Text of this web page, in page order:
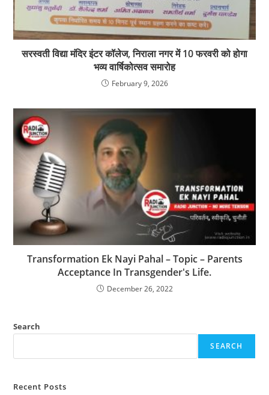
सरस्वती विद्या मंदिर इंटर कॉलेज, निराला नगर में 10 फरवरी को होगा
भव्य वार्षिकोत्सव समारोह
February 9, 2026
Transformation Ek Nayi Pahal – Topic – Parents
Acceptance In Transgender's Life.
December 26, 2022
Search
SEARCH
Recent Posts